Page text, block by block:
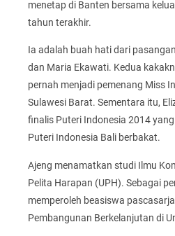
menetap di Banten bersama
tahun terakhir.
Ia adalah buah hati dari
dan Maria Ekawati. Kedua
pernah menjadi pemenang Miss
Sulawesi Barat. Sementara itu,
finalis Puteri Indonesia 2014
Puteri Indonesia Bali berbakat.
Ajeng menamatkan studi Ilmu
Pelita Harapan (UPH). Sebagai
memperoleh beasiswa
Pembangunan Berkelanjutan di